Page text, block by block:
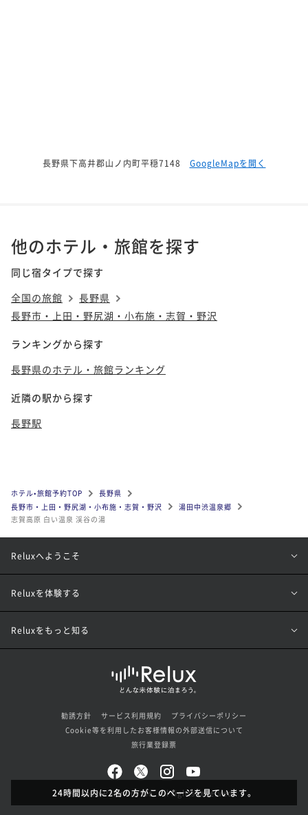
24時間以内に2名の方がこのページを見ています。
長野県下高井郡山ノ内町平穏7148 GoogleMapを開く
他のホテル・旅館を探す
同じ宿タイプで探す
全国の旅館
長野県
長野市・上田・野尻湖・小布施・志賀・野沢
ランキングから探す
長野県のホテル・旅館ランキング
近隣の駅から探す
長野駅
ホテル•旅館予約TOP
長野県
長野市・上田・野尻湖・小布施・志賀・野沢
湯田中渋温泉郷
志賀高原 白い温泉 渓谷の湯
Reluxへようこそ
Reluxを体験する
Reluxをもっと知る
勧誘方針 サービス利用規約
プライバシーポリシー
Cookie等を利用したお客様情報の外部送信について
旅行業登録票
© Loco Partners Inc. All rights reserved.